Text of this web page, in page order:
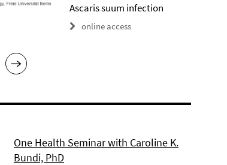
Ascaris suum infection
online access
One Health Seminar with Caroline K.
Bundi, PhD